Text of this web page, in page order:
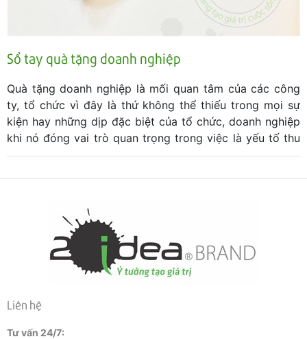
Sổ tay quà tặng doanh nghiệp
Quà tặng doanh nghiệp là mối quan tâm của các công
ty, tổ chức vì đây là thứ không thể thiếu trong mọi sự
kiện hay những dịp đặc biệt của tổ chức, doanh nghiệp
khi nó đóng vai trò quan trọng trong việc là yếu tố thu
hút sự hưởng ứng, tham gia. Giữa vô vàn sự lựa chọn về
truyền tải thông điệp, sự phù hợp với tính chất sự kiện.
Đừng quá lo lắng, bài viết này 2IDEA sẽ gợi ý cho bạn
một món quà hết sức phù hợp để doanh nghiệp bạn làm
quà tặng, đó chính là sổ tay.
Liên hệ
Tư vấn 24/7: